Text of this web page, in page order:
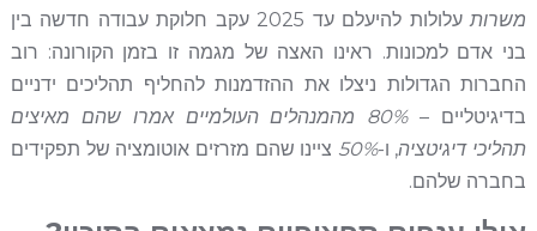
משרות
עלולות להיעלם עד 2025 עקב חלוקת עבודה חדשה בין
בני אדם למכונות. ראינו האצה של מגמה זו בזמן הקורונה: רוב
החברות הגדולות ניצלו את ההזדמנות להחליף תהליכים ידניים
בדיגיטליים –
80% מהמנהלים העולמיים אמרו שהם מאיצים
תהליכי דיגיטציה, ו-50% ציינו שהם מזרזים אוטומציה של תפקידים
בחברה שלהם.